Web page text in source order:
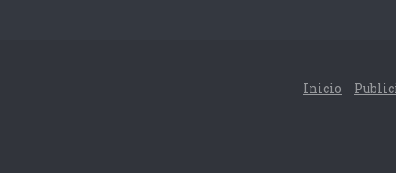
Inicio